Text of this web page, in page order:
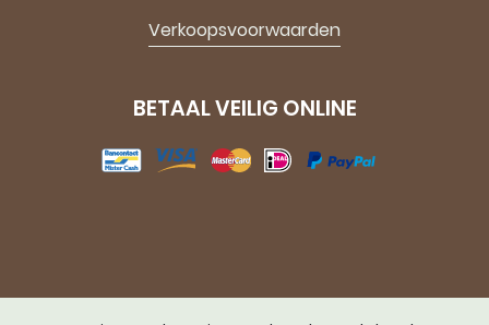
Verkoopsvoorwaarden
BETAAL VEILIG ONLINE